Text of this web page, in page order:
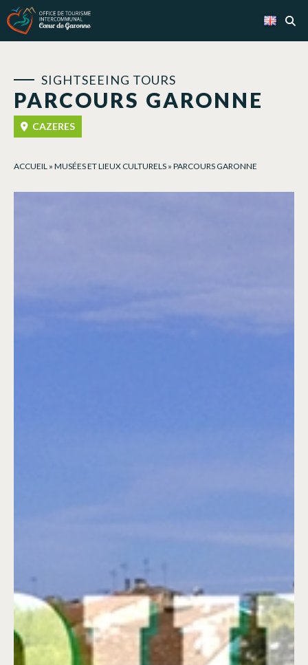
PARCOURS GARONNE
SIGHTSEEING TOURS
CAZERES
ACCUEIL » MUSÉES ET LIEUX CULTURELS » PARCOURS GARONNE
Cookies management panel